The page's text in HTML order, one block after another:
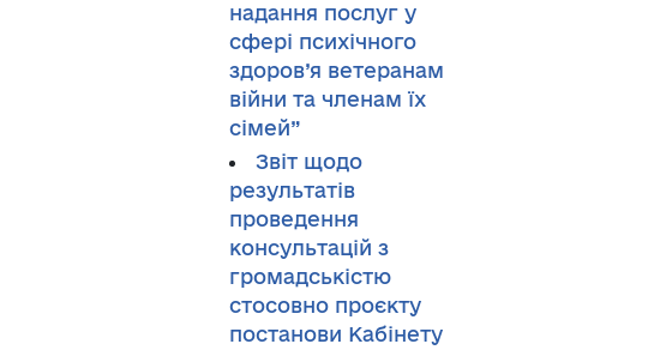
надання послуг у
сфері психічного
здоров’я ветеранам
війни та членам їх
сімей”
Звіт щодо
результатів
проведення
консультацій з
громадськістю
стосовно проєкту
постанови Кабінету